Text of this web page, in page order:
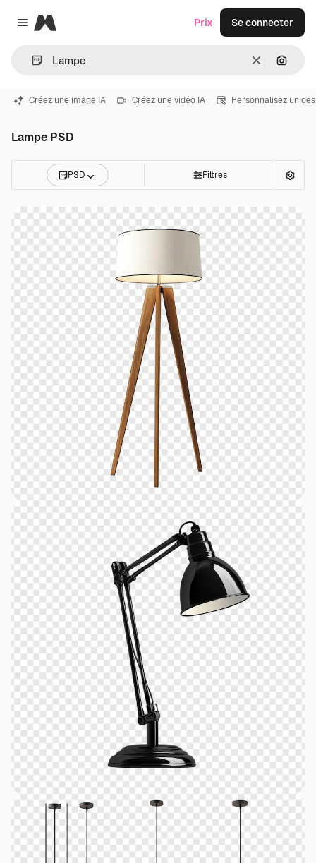
Close menu
Magnific
Effacer
Prix Se connecter
Créez une image IA Créez une vidéo IA Personnalisez un
Lampe PSD
PSD Filtres